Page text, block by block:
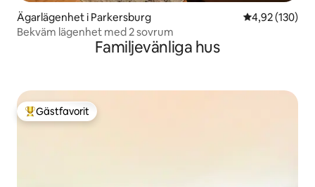
Ägarlägenhet i Parkersburg 4,92 av 5 i
4,92 (130)
Bekväm lägenhet med 2 sovrum
Familjevänliga hus
Populär gästfavorit
Gästfavorit